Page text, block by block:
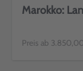
Marokko:
Preis ab